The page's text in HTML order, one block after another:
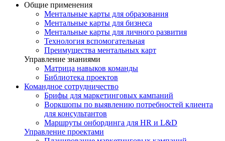
Общие применения
Ментальные карты для образования
Ментальные карты для бизнеса
Ментальные карты для личного развития
Технология вспомогательная
Преимущества ментальных карт
Управление знаниями
Матрица навыков команды
Библиотека проектов
Командное сотрудничество
Брифы для маркетинговых кампаний
Воркшопы по выявлению потребностей клиента
для консультантов
Маршруты онбординга для HR и L&D
Управление проектами